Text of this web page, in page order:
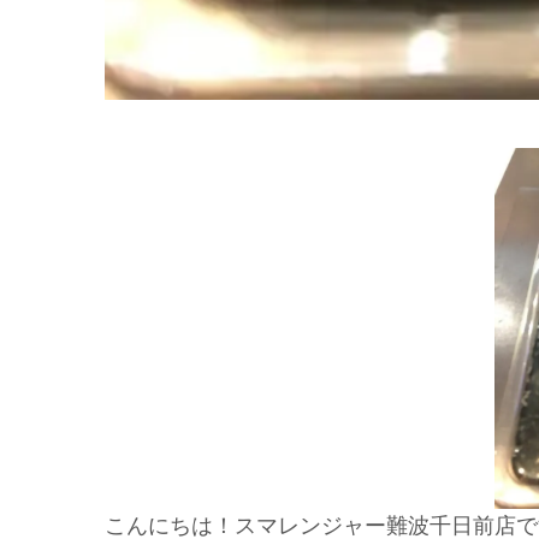
こんにちは！スマレンジャー難波千日前店